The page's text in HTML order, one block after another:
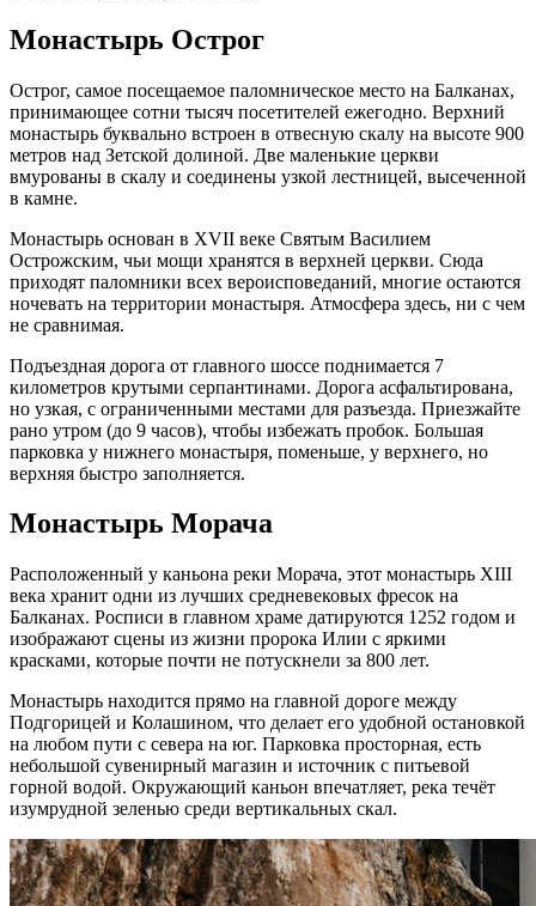
Монастырь Острог
Острог, самое посещаемое паломническое место на Балканах,
принимающее сотни тысяч посетителей ежегодно. Верхний
монастырь буквально встроен в отвесную скалу на высоте 900
метров над Зетской долиной. Две маленькие церкви
вмурованы в скалу и соединены узкой лестницей, высеченной
в камне.
Монастырь основан в XVII веке Святым Василием
Острожским, чьи мощи хранятся в верхней церкви. Сюда
приходят паломники всех вероисповеданий, многие остаются
ночевать на территории монастыря. Атмосфера здесь, ни с чем
не сравнимая.
Подъездная дорога от главного шоссе поднимается 7
километров крутыми серпантинами. Дорога асфальтирована,
но узкая, с ограниченными местами для разъезда. Приезжайте
рано утром (до 9 часов), чтобы избежать пробок. Большая
парковка у нижнего монастыря, поменьше, у верхнего, но
верхняя быстро заполняется.
Монастырь Морача
Расположенный у каньона реки Морача, этот монастырь XIII
века хранит одни из лучших средневековых фресок на
Балканах. Росписи в главном храме датируются 1252 годом и
изображают сцены из жизни пророка Илии с яркими
красками, которые почти не потускнели за 800 лет.
Монастырь находится прямо на главной дороге между
Подгорицей и Колашином, что делает его удобной остановкой
на любом пути с севера на юг. Парковка просторная, есть
небольшой сувенирный магазин и источник с питьевой
горной водой. Окружающий каньон впечатляет, река течёт
изумрудной зеленью среди вертикальных скал.